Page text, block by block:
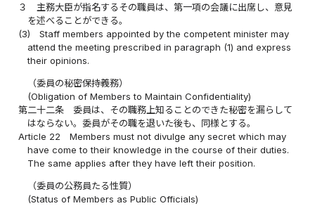
３
主務大臣が指名するその職員は、第一項の会議に出席し、意見
を述べることができる。
(3)
Staff members appointed by the competent minister may
attend the meeting prescribed in paragraph (1) and express
their opinions.
（委員の秘密保持義務）
(Obligation of Members to Maintain Confidentiality)
第二十二条
委員は、その職務上知ることのできた秘密を漏らして
はならない。委員がその職を退いた後も、同様とする。
Article 22
Members must not divulge any secret which may
have come to their knowledge in the course of their duties.
The same applies after they have left their position.
（委員の公務員たる性質）
(Status of Members as Public Officials)